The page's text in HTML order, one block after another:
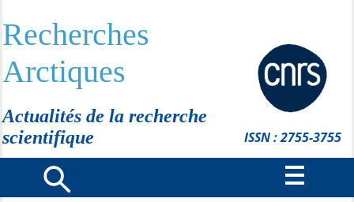
Recherches
Arctiques
Actualités de la recherche
scientifique
ISSN : 2755-3755